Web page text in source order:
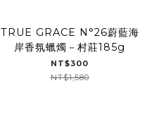
TRUE GRACE N°26蔚藍海
岸香氛蠟燭－村莊185g
NT$300
NT$1,580